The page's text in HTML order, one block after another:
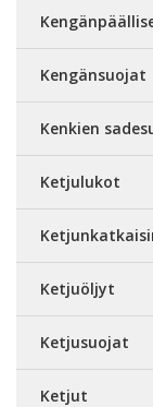
Kengänsuojat
Kenkien
Ketjulukot
Ketjuöljyt
Ketjusuojat
Ketjut